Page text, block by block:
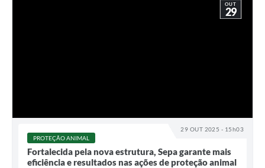
29 OUT 2025 - 15h03
OUT
29
PROTEÇÃO ANIMAL
Fortalecida pela nova estrutura, Sepa garante mais
eficiência e resultados nas ações de proteção animal